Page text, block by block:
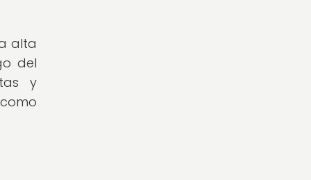
alta
del
y